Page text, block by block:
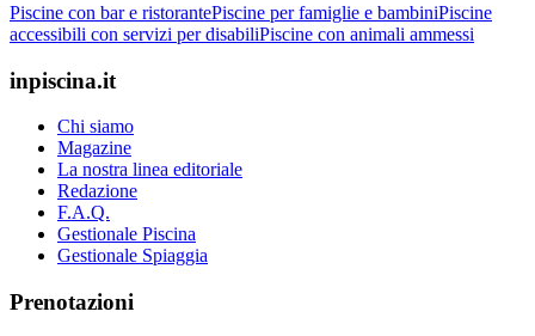
Piscine con bar e ristorantePiscine per famiglie e bambiniPiscine
accessibili con servizi per disabiliPiscine con animali ammessi
inpiscina.it
Chi siamo
Magazine
La nostra linea editoriale
Redazione
F.A.Q.
Gestionale Piscina
Gestionale Spiaggia
Prenotazioni